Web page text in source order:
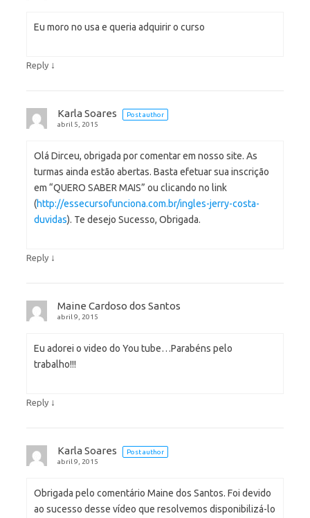
Eu moro no usa e queria adquirir o curso
Reply ↓
Karla Soares
Post author
abril 5, 2015
Olá Dirceu, obrigada por comentar em nosso site. As
turmas ainda estão abertas. Basta efetuar sua inscrição
em “QUERO SABER MAIS” ou clicando no link
(http://essecursofunciona.com.br/ingles-jerry-costa-
duvidas). Te desejo Sucesso, Obrigada.
Reply ↓
Maine Cardoso dos Santos
abril 9, 2015
Eu adorei o video do You tube…Parabéns pelo
trabalho!!!
Reply ↓
Karla Soares
Post author
abril 9, 2015
Obrigada pelo comentário Maine dos Santos. Foi devido
ao sucesso desse vídeo que resolvemos disponibilizá-lo